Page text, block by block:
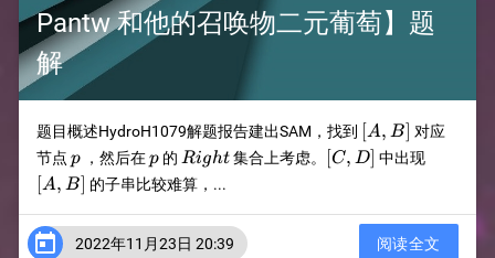
Pantw 和他的召唤物二元葡萄】题
解
题目概述HydroH1079解题报告建出SAM，找到 [A,B]
A, B
对应
节点 p
p，然后在p
p的 Right
Right集合上考虑。 [C,D]
C, D 中出现
A, B 的子串比较难算，...
 2022年11月23日 20:39 阅读全文